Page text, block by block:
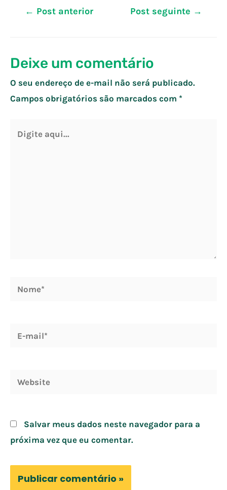
Navegação
← Post anterior Post seguinte →
Deixe um comentário
O seu endereço de e-mail não será publicado.
Campos obrigatórios são marcados com *
aqui...
Nome*
Website
Salvar meus dados neste navegador para a
próxima vez que eu comentar.